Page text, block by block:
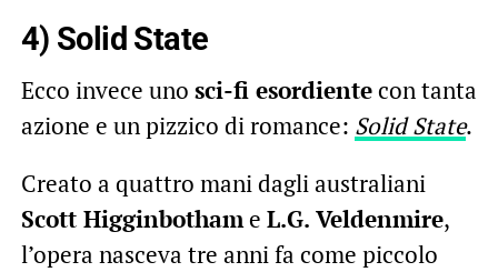
4) Solid State
Ecco invece uno sci-fi esordientecon tanta
azione e un pizzico di romance: Solid State.
Creato a quattro mani dagli australiani
Scott Higginbothame L.G. Veldenmire,
l’opera nasceva tre anni fa come piccolo